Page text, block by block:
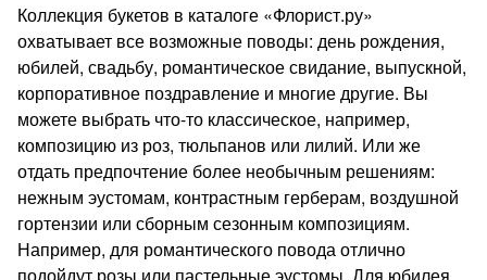
Коллекция букетов в каталоге «Флорист.ру»
охватывает все возможные поводы: день рождения,
юбилей, свадьбу, романтическое свидание, выпускной,
корпоративное поздравление и многие другие. Вы
можете выбрать что-то классическое, например,
композицию из роз, тюльпанов или лилий. Или же
отдать предпочтение более необычным решениям:
нежным эустомам, контрастным герберам, воздушной
гортензии или сборным сезонным композициям.
Например, для романтического повода отлично